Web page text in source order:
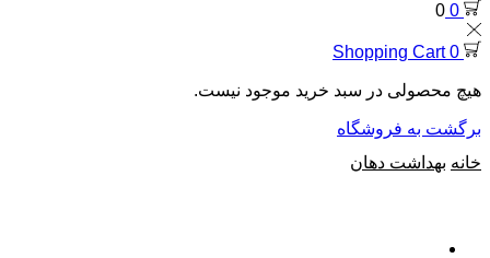
0
0
0
Shopping Cart
هیچ محصولی در سبد خرید موجود نیست.
برگشت به فروشگاه
خانه بهداشت دهان